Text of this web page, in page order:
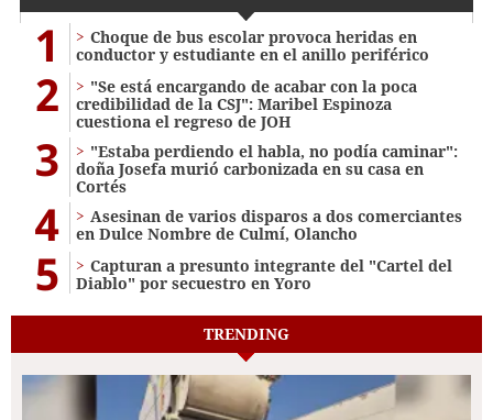
1
Choque de bus escolar provoca heridas en
conductor y estudiante en el anillo periférico
2
"Se está encargando de acabar con la poca
credibilidad de la CSJ": Maribel Espinoza
cuestiona el regreso de JOH
3
"Estaba perdiendo el habla, no podía caminar":
doña Josefa murió carbonizada en su casa en
Cortés
4
Asesinan de varios disparos a dos comerciantes
en Dulce Nombre de Culmí, Olancho
5
Capturan a presunto integrante del "Cartel del
Diablo" por secuestro en Yoro
TRENDING